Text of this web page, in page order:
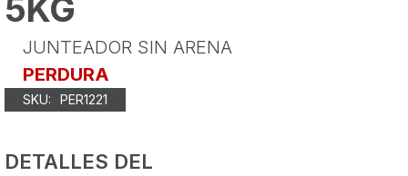
5KG
JUNTEADOR SIN ARENA
PERDURA
SKU: PER1221
DETALLES DEL